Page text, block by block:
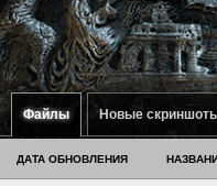
Файлы Новые
ДАТА ОБНОВЛЕНИЯ